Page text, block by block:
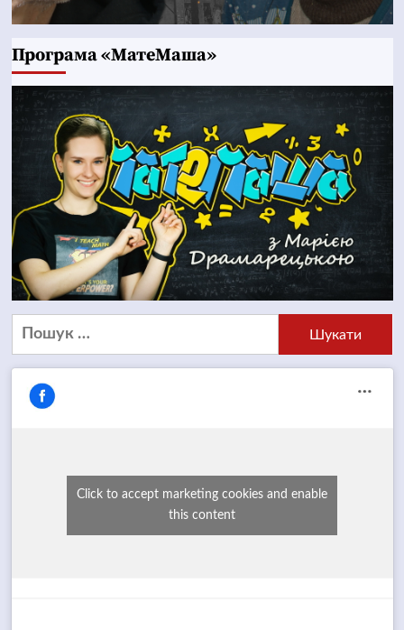
Програма «МатеМаша»
Пошук:
Click to accept marketing cookies and enable
this content